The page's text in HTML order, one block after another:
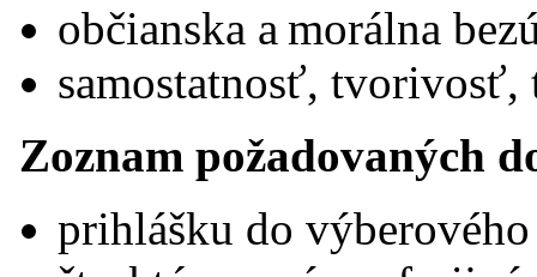
občianska a morálna
samostatnosť,
Zoznam požadovaných
prihlášku do